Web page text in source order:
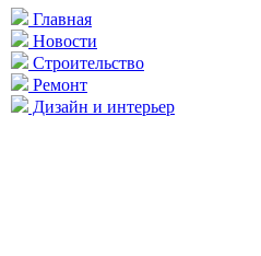
Главная
Новости
Строительство
Ремонт
Дизайн и интерьер